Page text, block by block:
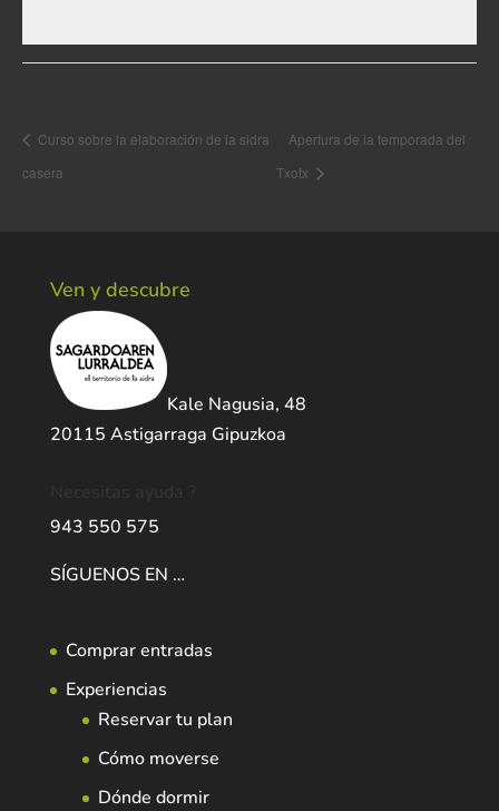
Curso sobre la elaboración de la sidra
casera
Apertura de la temporada del
Txotx
Ven y descubre
Kale Nagusia, 48
20115 Astigarraga Gipuzkoa
943 550 575
SÍGUENOS EN …
Comprar entradas
Experiencias
Reservar tu plan
Cómo moverse
Dónde dormir